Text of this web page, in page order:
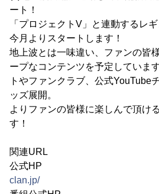
ート！
「プロジェクトV」と連動するレ
今月よりスタートします！
地上波とは一味違い、ファンの皆
ープなコンテンツを予定していま
トやファンクラブ、公式YouTube
ッズ展開。
よりファンの皆様に楽しんで頂け
す！
関連URL
公式HP
clan.jp/